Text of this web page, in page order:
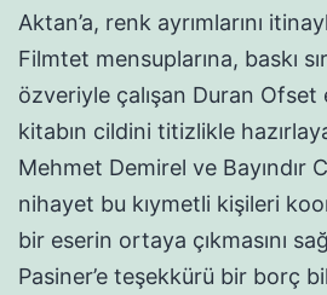
Aktan’a, renk ayrımlarını
Filmtet mensuplarına, baskı
özveriyle çalışan Duran Ofset
kitabın cildini titizlikle
Mehmet Demirel ve Bayındır
nihayet bu kıymetli kişileri
bir eserin ortaya çıkmasını
Pasiner’e teşekkürü bir borç